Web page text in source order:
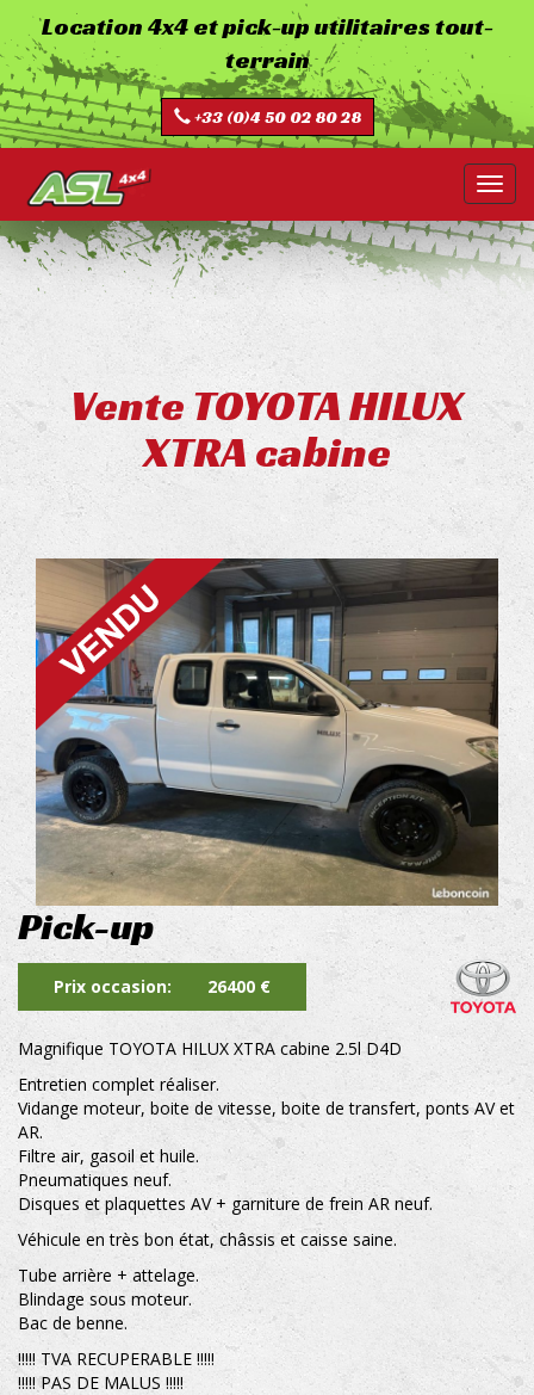
Aller
au
contenu
principal
Location 4x4 et pick-up utilitaires tout-
terrain
+33 (0)4 50 02 80 28
Vente TOYOTA HILUX
XTRA cabine
Pick-up
Prix occasion 26400 €
Magnifique TOYOTA HILUX XTRA cabine 2.5l D4D
Entretien complet réaliser.
Vidange moteur, boite de vitesse, boite de transfert, ponts AV et
AR.
Filtre air, gasoil et huile.
Pneumatiques neuf.
Disques et plaquettes AV + garniture de frein AR neuf.
Véhicule en très bon état, châssis et caisse saine.
Tube arrière + attelage.
Blindage sous moteur.
Bac de benne.
!!!!! TVA RECUPERABLE !!!!!
!!!!! PAS DE MALUS !!!!!